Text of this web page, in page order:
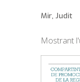
Mir, Judit
Mostrant